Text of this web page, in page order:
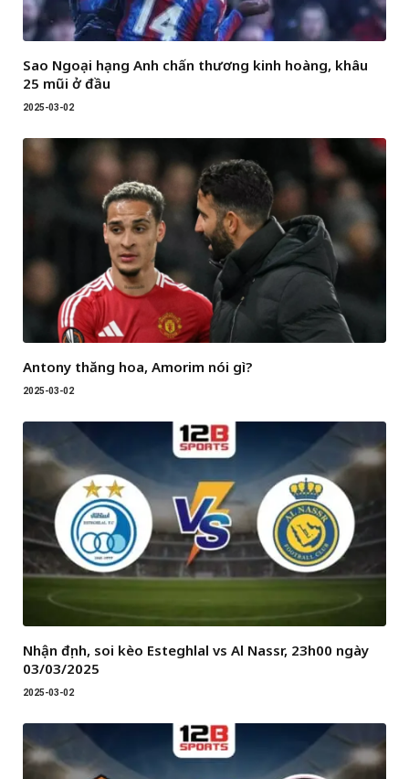
Sao Ngoại hạng Anh chấn thương kinh hoàng, khâu
25 mũi ở đầu
2025-03-02
Antony thăng hoa, Amorim nói gì?
2025-03-02
Nhận định, soi kèo Esteghlal vs Al Nassr, 23h00 ngày
03/03/2025
2025-03-02